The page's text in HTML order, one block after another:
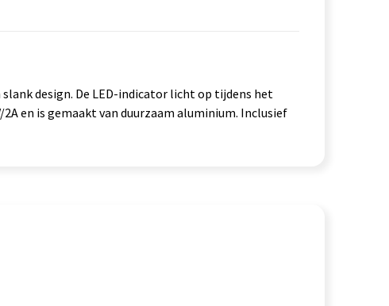
design. De LED-indicator licht op tijdens het
en is gemaakt van duurzaam aluminium. Inclusief